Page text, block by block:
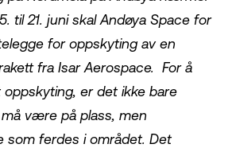
til 21. juni skal Andøya Space for
for oppskyting av en
fra Isar Aerospace. For å
oppskyting, er det ikke bare
være på plass, men
som ferdes i området. Det